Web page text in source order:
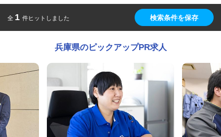
全 1 件ヒットしました 検索条件を保存
兵庫県のピックアップPR求人